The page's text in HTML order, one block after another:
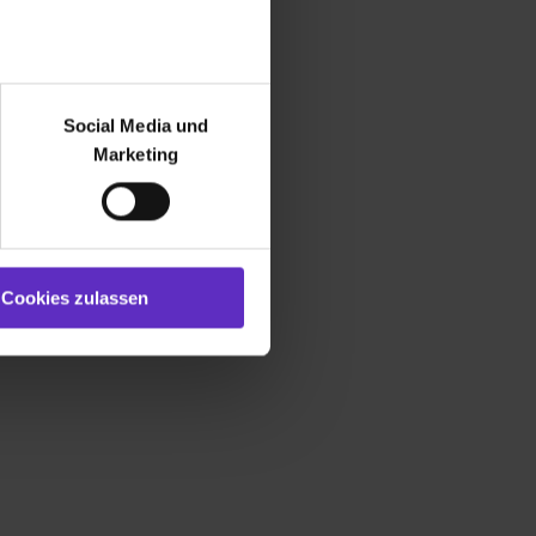
bei Benutzung der
zu analysieren
soziale Medien, Werbung
Marketing“). Unsere
bereitgestellt hast oder die
auch damit
und hierfür
du nur bestimmte
erlauben“. Die
Media und Marketing“
a) DS-GVO). Die USA
dir erteilte Einwilligung
dem Punkt
Social Media und
Marketing
Cookies zulassen